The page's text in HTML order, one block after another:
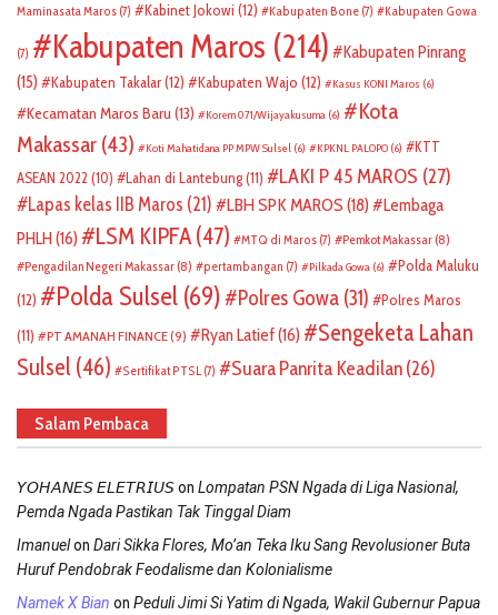
Maminasata Maros (7) Kabinet Jokowi (12) Kabupaten Bone (7) Kabupaten Gowa
(7) Kabupaten Maros (214)
Kabupaten Pinrang
(15)
Kabupaten Takalar(12) Kabupaten Wajo (12) Kasus KONI Maros (6)
Kecamatan Maros Baru (13) Korem 071/Wijayakusuma (6)
Kota
Makassar (43) Koti Mahatidana PP MPW Sulsel (6) KPKNL PALOPO (6)
KTT
ASEAN 2022 (10) Lahan di Lantebung(11) LAKI P 45 MAROS (27)
Lapas kelas IIB Maros (21) LBH SPK MAROS (18)
Lembaga
PHLH (16) LSM KIPFA (47) MTQ di Maros (7) Pemkot Makassar (8)
Pengadilan Negeri Makassar (8) pertambangan (7) Pilkada Gowa (6)
Polda Maluku
(12)
Polda Sulsel (69) Polres Gowa (31)
Polres Maros
(11)
PT AMANAH FINANCE(9) Ryan Latief(16)
Sengeketa Lahan
Sulsel (46) Sertifikat PTSL (7) Suara Panrita Keadilan(26)
Salam Pembaca
𝘠𝘖𝘏𝘈𝘕𝘌𝘚 𝘌𝘓𝘌𝘛𝘙𝘐𝘜𝘚on Lompatan PSN Ngada di Liga Nasional,
Pemda Ngada Pastikan Tak Tinggal Diam
Imanuelon Dari Sikka Flores, Mo’an Teka Iku Sang Revolusioner Buta
Huruf Pendobrak Feodalisme dan Kolonialisme
Namek X Bian on Peduli Jimi Si Yatim di Ngada, Wakil Gubernur Papua